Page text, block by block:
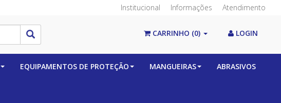
Institucional Informações Atendimento
LOGIN
CARRINHO (0)
EQUIPAMENTOS DE PROTEÇÃO MANGUEIRAS ABRASIVOS